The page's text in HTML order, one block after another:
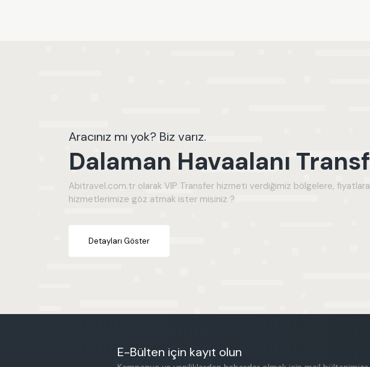
Aracınız mı yok? Biz varız.
Dalaman Havaalanı
Abitravel.com.tr olarak VIP Transfer hizmeti verdiğimiz bölgelere,
hizmetlerimize göz atmak ister misiniz ?
Detayları Göster
E-Bülten için kayıt olun